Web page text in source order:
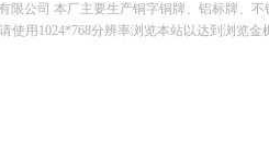
限公司 本厂主要生产铜字铜牌、铝标牌、
请使用1024*768分辨率浏览本站以达到浏览